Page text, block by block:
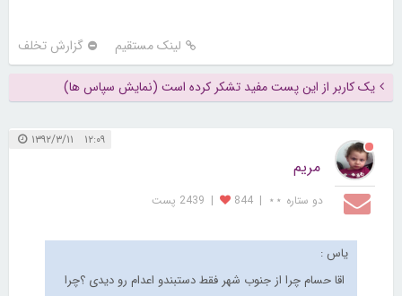
لینک مستقیم گزارش تخلف
یک کاربر از این پست مفید تشکر کرده است (نمایش سپاس ها)
۱۲:۰۹ ۱۳۹۲/۳/۱۱
مریم
دو ستاره ⋆⋆ |
844
| 2439 پست
یاس :
اقا حسام چرا از جنوب شهر فقط دستبندو اعدام رو دیدی ؟چرا